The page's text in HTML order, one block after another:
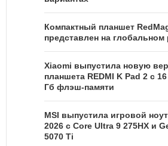
Компактный планшет
представлен на глобальном
Xiaomi выпустила новую
планшета REDMI K Pad 2 с
Гб флэш-памяти
MSI выпустила игровой
2026 с Core Ultra 9 275HX и
5070 Ti